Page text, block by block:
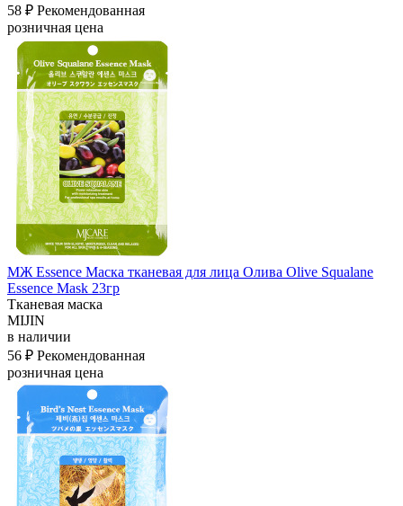
58 ₽ Рекомендованная
розничная цена
МЖ Essence Маска тканевая для лица Олива Olive Squalane
Essence Mask 23гр
Тканевая маска
MIJIN
в наличии
56 ₽ Рекомендованная
розничная цена